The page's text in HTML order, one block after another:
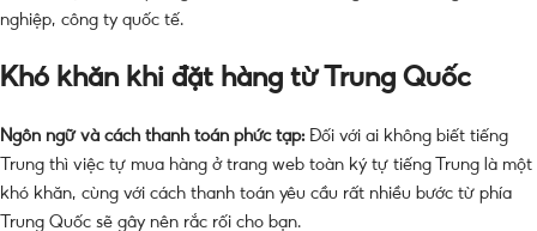
nghiệp, công ty quốc tế.
Khó khăn khi đặt hàng từ Trung Quốc
Ngôn ngữ và cách thanh toán phức tạp: Đối với ai không biết tiếng
Trung thì việc tự mua hàng ở trang web toàn ký tự tiếng Trung là một
khó khăn, cùng với cách thanh toán yêu cầu rất nhiều bước từ phía
Trung Quốc sẽ gây nên rắc rối cho bạn.